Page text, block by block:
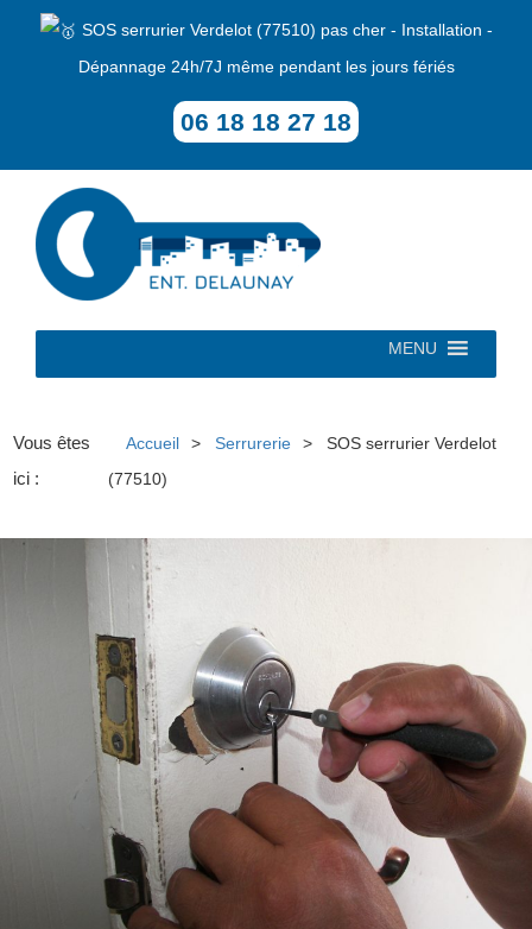
SOS serrurier Verdelot (77510) pas cher - Installation -
Dépannage 24h/7J même pendant les jours fériés
06 18 18 27 18
MENU
Vous êtes
ici :
Accueil Serrurerie
SOS serrurier Verdelot
(77510)